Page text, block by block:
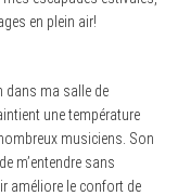
en plein air!
dans ma salle de
une température
musiciens. Son
m’entendre sans
améliore le confort de